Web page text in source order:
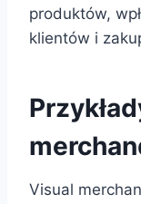
produktów,
klientów i
Visual